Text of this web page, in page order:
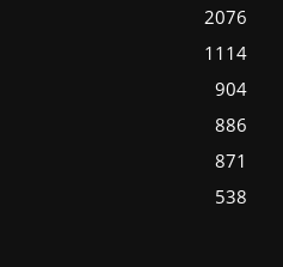
2076
1114
904
886
871
538